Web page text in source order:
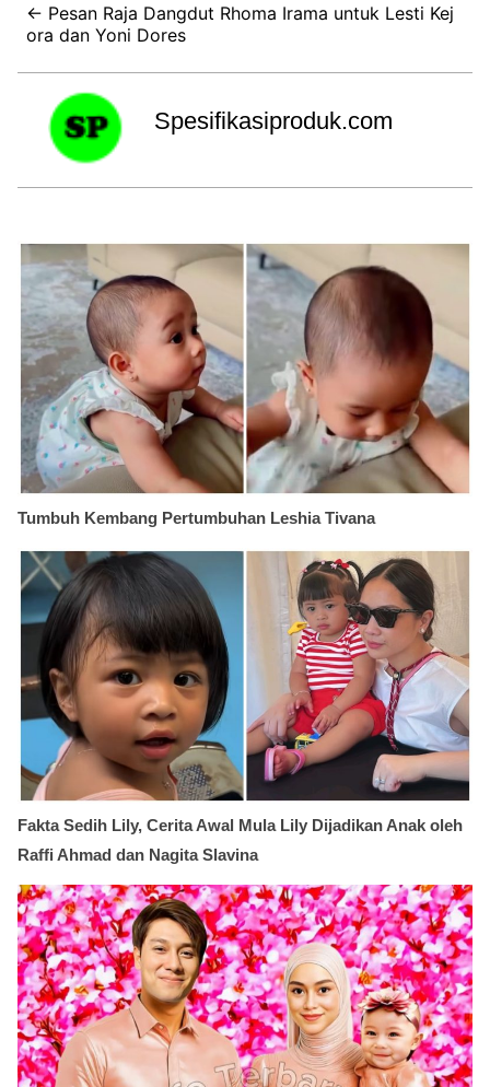
← Pesan Raja Dangdut Rhoma Irama untuk Lesti Kej
ora dan Yoni Dores
Spesifikasiproduk.com
Tumbuh Kembang Pertumbuhan Leshia Tivana
Fakta Sedih Lily, Cerita Awal Mula Lily Dijadikan Anak oleh
Raffi Ahmad dan Nagita Slavina